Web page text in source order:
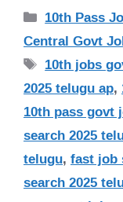
Categories
10th Pass
Central Govt
Tags
10th jobs
2025 telugu ap,
10th pass govt
search 2025
telugu,fast job
search 2025